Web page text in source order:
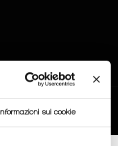
sui cookie